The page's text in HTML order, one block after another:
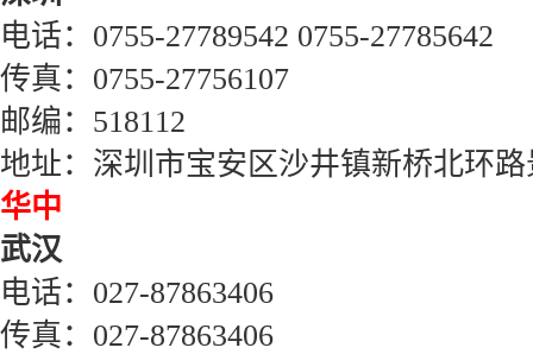
电话： 0755-27789542 0755-27785642
传真： 0755-27756107
邮编： 518112
地址：深圳市宝安区沙井镇新桥北环
华中
武汉
电话： 027-87863406
传真： 027-87863406